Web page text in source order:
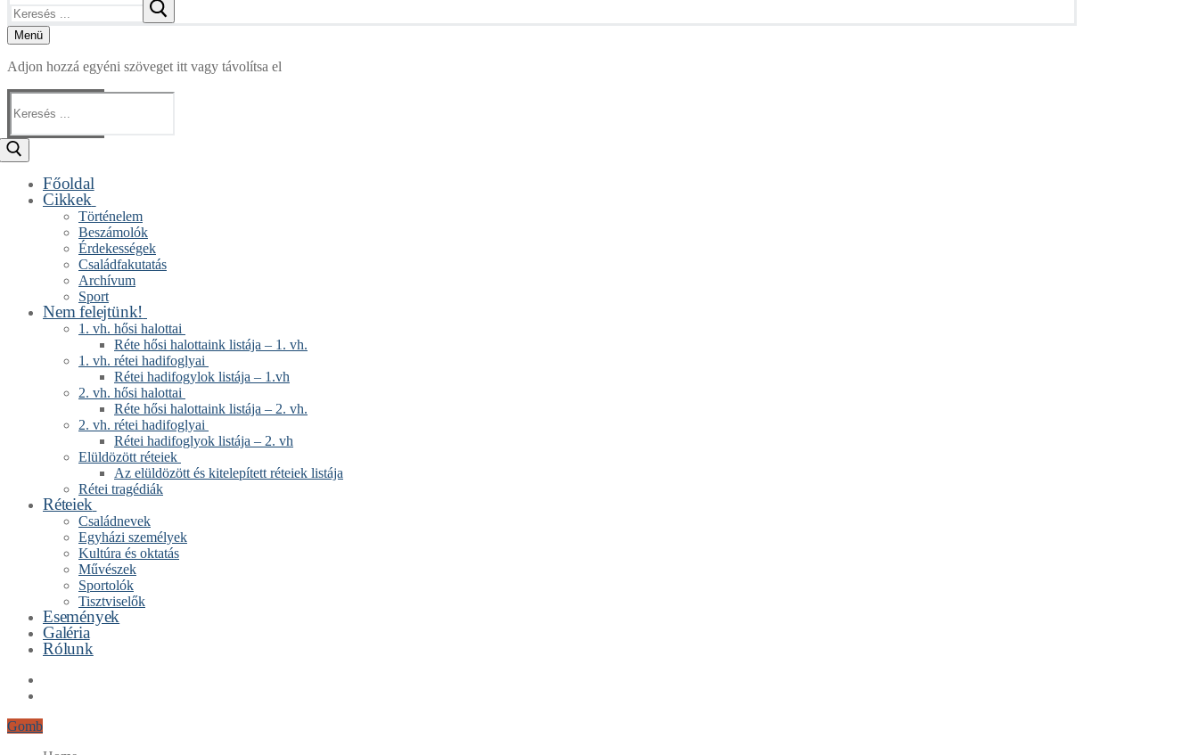
Menü
Adjon hozzá egyéni szöveget itt vagy távolítsa el
Keresése:
Főoldal
Cikkek
Történelem
Beszámolók
Érdekességek
Családfakutatás
Archívum
Sport
Nem felejtünk!
1. vh. hősi halottai
Réte hősi halottaink listája – 1. vh.
1. vh. rétei hadifoglyai
Rétei hadifogylok listája – 1.vh
2. vh. hősi halottai
Réte hősi halottaink listája – 2. vh.
2. vh. rétei hadifoglyai
Rétei hadifoglyok listája – 2. vh
Elüldözött réteiek
Az elüldözött és kitelepített réteiek listája
Rétei tragédiák
Réteiek
Családnevek
Egyházi személyek
Kultúra és oktatás
Művészek
Sportolók
Tisztviselők
Események
Galéria
Rólunk
Gomb